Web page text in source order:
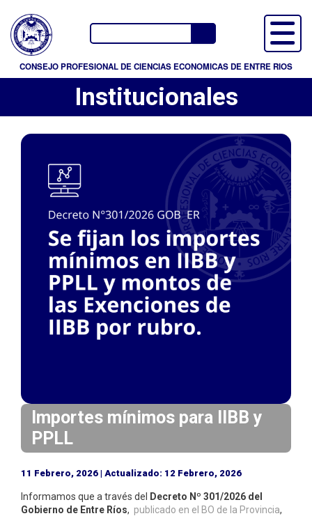
a
s
a
r
a
l
c
n
i
d
o
p
r
i
CONSEJO PROFESIONAL DE CIENCIAS ECONOMICAS DE ENTRE RIOS
Buscador
Institucionales
Importes mínimos para IIBB y
PPLL
11 Febrero, 2026 | Actualizado: 12 Febrero, 2026
Informamos que a través del
Decreto Nº 301/2026 del
Gobierno de Entre Ríos, publicado en el BO de la Provincia,